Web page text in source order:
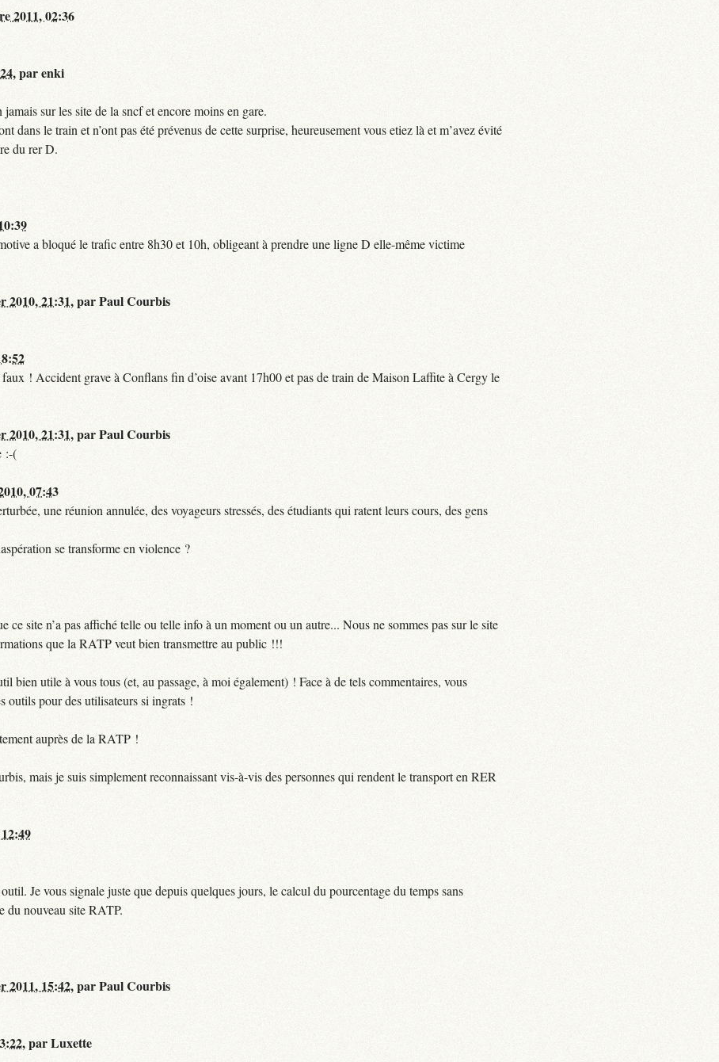
2011, 02:36
,parenki
sur les site de la sncf et encore moins en gare.
dans le train et n’ont pas été prévenus de cette surprise, heureusement vous etiez là et m’avez évité
du rer D.
a bloqué le trafic entre 8h30 et 10h, obligeant à prendre une ligne D elle-même victime
2010, 21:31,parPaul Courbis
! Accident grave à Conflans fin d’oise avant 17h00 et pas de train de Maison Laffite à Cergy le
2010, 21:31,parPaul Courbis
:-(
07:43
une réunion annulée, des voyageurs stressés, des étudiants qui ratent leurs cours, des gens
se transforme en violence ?
site n’a pas affiché telle ou telle info à un moment ou un autre... Nous ne sommes pas sur le site
que la RATP veut bien transmettre au public !!!
bien utile à vous tous (et, au passage, à moi également) ! Face à de tels commentaires, vous
outils pour des utilisateurs si ingrats !
auprès de la RATP !
mais je suis simplement reconnaissant vis-à-vis des personnes qui rendent le transport en RER
Je vous signale juste que depuis quelques jours, le calcul du pourcentage du temps sans
du nouveau site RATP.
2011, 15:42,parPaul Courbis
,parLuxette